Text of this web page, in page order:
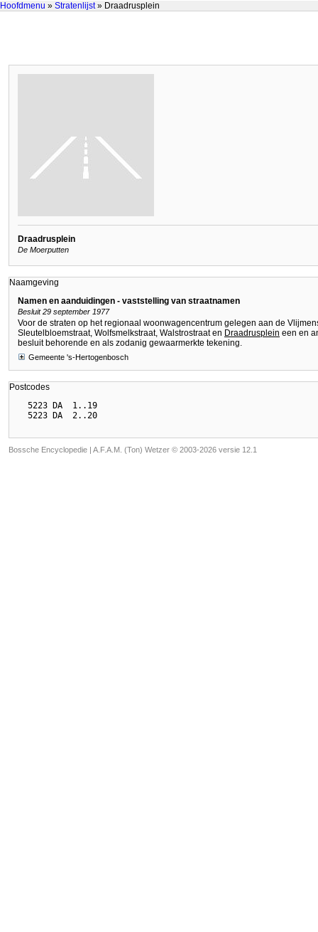
Hoofdmenu » Stratenlijst» Draadrusplein
Draadrusplein
De Moerputten
Naamgeving
Namen en aanduidingen - vaststelling van straatnamen
Besluit 29 september 1977
Voor de straten op het regionaal woonwagencentrum gelegen aan de
Sleutelbloemstraat, Wolfsmelkstraat, Walstrostraat en Draadrusplein een en
besluit behorende en als zodanig gewaarmerkte tekening.
Gemeente 's-Hertogenbosch
Postcodes
  5223 DA  1..19
Bossche Encyclopedie | A.F.A.M. (Ton) Wetzer © 2003-2026 versie 12.1